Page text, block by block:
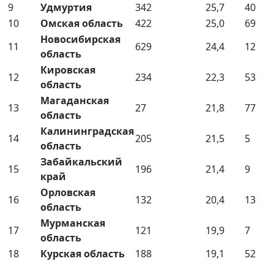
9
Удмуртия 342 25,7
40
10
Омская область 422 25,0
69
11
Новосибирская
область
629 24,4 12
12
Кировская
область
234 22,3 53
13
Магаданская
область
27 21,8 77
14
Калининградская
область
205 21,5 5
15
Забайкальский
край
196 21,4 9
16
Орловская
область
132 20,4 13
17
Мурманская
область
121 19,9
7
18
Курская область 188 19,1
52